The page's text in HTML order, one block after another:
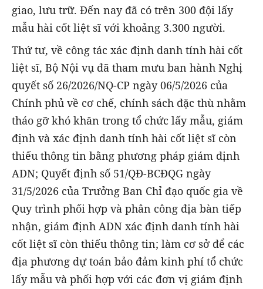
giao, lưu trữ. Đến nay đã có trên 300 đội lấy
mẫu hài cốt liệt sĩ với khoảng 3.300 người.
Thứ tư, về công tác xác định danh tính hài cốt
liệt sĩ, Bộ Nội vụ đã tham mưu ban hành Nghị
quyết số 26/2026/NQ-CP ngày 06/5/2026 của
Chính phủ về cơ chế, chính sách đặc thù nhằm
tháo gỡ khó khăn trong tổ chức lấy mẫu, giám
định và xác định danh tính hài cốt liệt sĩ còn
thiếu thông tin bằng phương pháp giám định
ADN; Quyết định số 51/QĐ-BCĐQG ngày
31/5/2026 của Trưởng Ban Chỉ đạo quốc gia về
Quy trình phối hợp và phân công địa bàn tiếp
nhận, giám định ADN xác định danh tính hài
cốt liệt sĩ còn thiếu thông tin; làm cơ sở để các
địa phương dự toán bảo đảm kinh phí tổ chức
lấy mẫu và phối hợp với các đơn vị giám định